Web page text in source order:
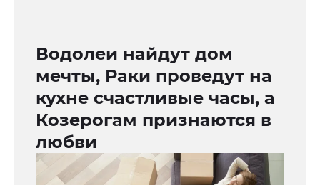
Водолеи найдут дом
мечты, Раки проведут на
кухне счастливые часы, а
Козерогам признаются в
любви